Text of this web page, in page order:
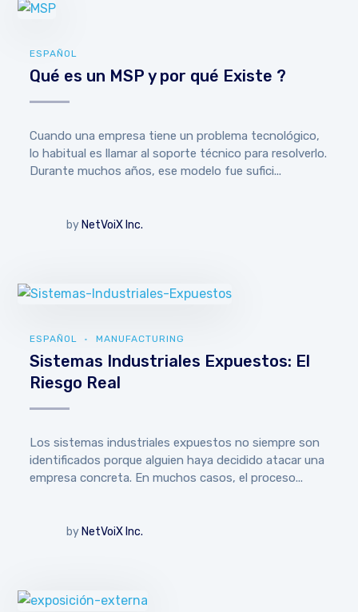
ESPAÑOL
Qué es un MSP y por qué Existe ?
Cuando una empresa tiene un problema tecnológico,
lo habitual es llamar al soporte técnico para resolverlo.
Durante muchos años, ese modelo fue sufici...
by NetVoiX Inc.
ESPAÑOL MANUFACTURING
Sistemas Industriales Expuestos: El
Riesgo Real
Los sistemas industriales expuestos no siempre son
identificados porque alguien haya decidido atacar una
empresa concreta. En muchos casos, el proceso...
by NetVoiX Inc.